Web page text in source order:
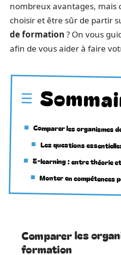
nombreux avantages, mais
choisir et être sûr de partir
de formation ? On vous
afin de vous aider à faire
Comparer les organismes
Les questions
E-learning : entre théorie
Monter en compétences
Comparer les
formation